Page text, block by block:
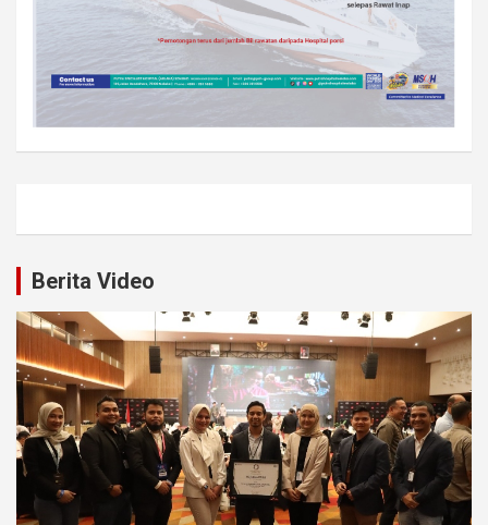
Berita Video